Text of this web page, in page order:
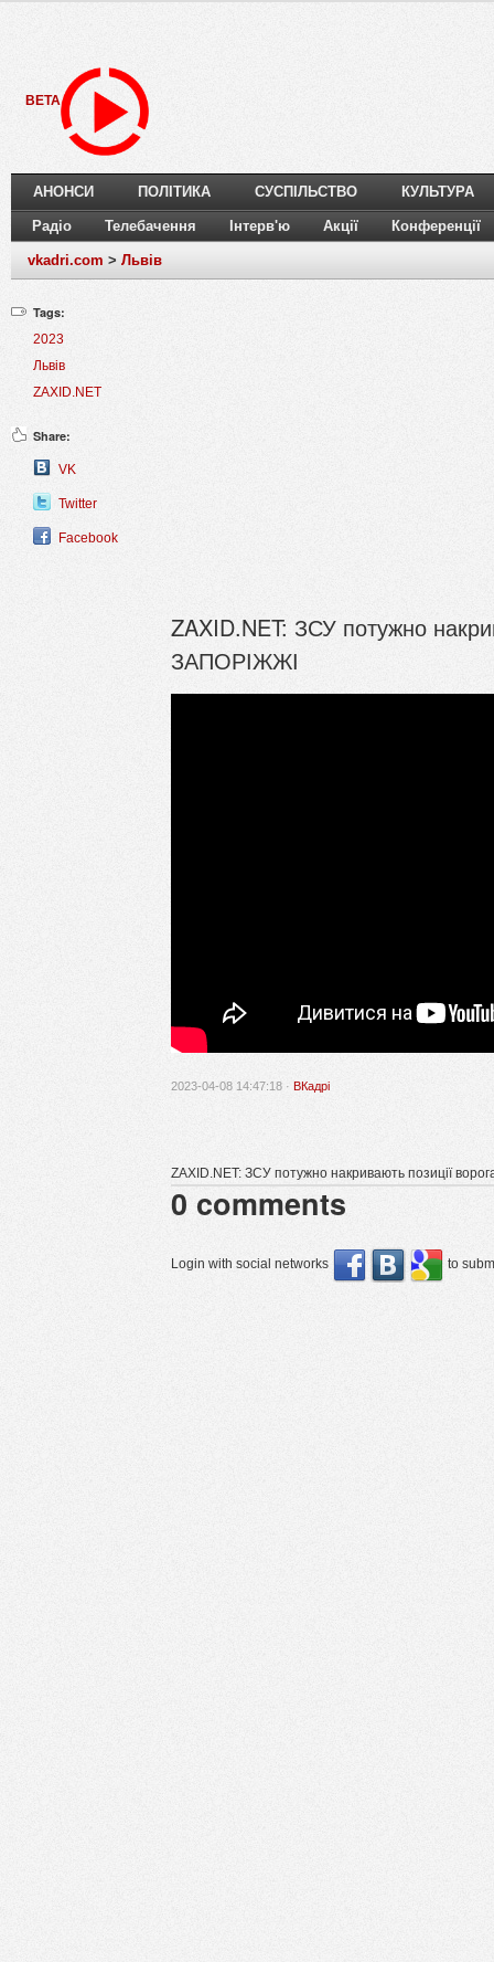
BETA
АНОНСИ ПОЛІТИКА СУСПІЛЬСТВО КУЛЬТУРА
Радіо Телебачення Інтерв'ю Акції Конференції
vkadri.com > Львів
Tags:
2023
Львів
ZAXID.NET
Share:
VK
Twitter
Facebook
ZAXID.NET: ЗСУ потужно
ЗАПОРІЖЖІ
2023-04-08 14:47:18 · ВКадрі
ZAXID.NET: ЗСУ потужно накривають позиції
0 comments
Login with social networks to